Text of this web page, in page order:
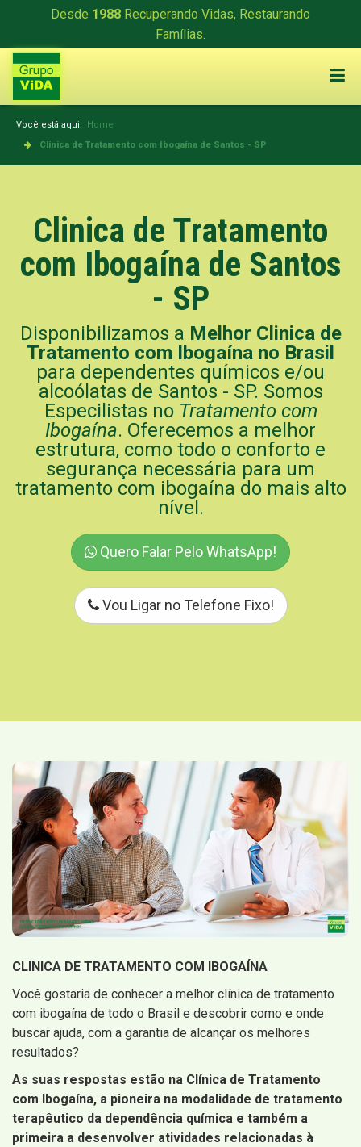
Desde 1988 Recuperando Vidas, Restaurando
Famílias.
Você está aqui: Home
Clinica de Tratamento com Ibogaína de Santos - SP
Clinica de Tratamento
com Ibogaína de Santos
- SP
Disponibilizamos a Melhor Clinica de
Tratamento com Ibogaína no Brasil
para dependentes químicos e/ou
alcoólatas de Santos - SP. Somos
Especilistas no Tratamento com
Ibogaína. Oferecemos a melhor
estrutura, como todo o conforto e
segurança necessária para um
tratamento com ibogaína do mais alto
nível.
Quero Falar Pelo WhatsApp!
Vou Ligar no Telefone Fixo!
CLINICA DE TRATAMENTO COM IBOGAÍNA
Você gostaria de conhecer a melhor clínica de tratamento
com ibogaína de todo o Brasil e descobrir como e onde
buscar ajuda, com a garantia de alcançar os melhores
resultados?
As suas respostas estão na Clínica de Tratamento
com Ibogaína, a pioneira na modalidade de tratamento
terapêutico da dependência química e também a
primeira a desenvolver atividades relacionadas à